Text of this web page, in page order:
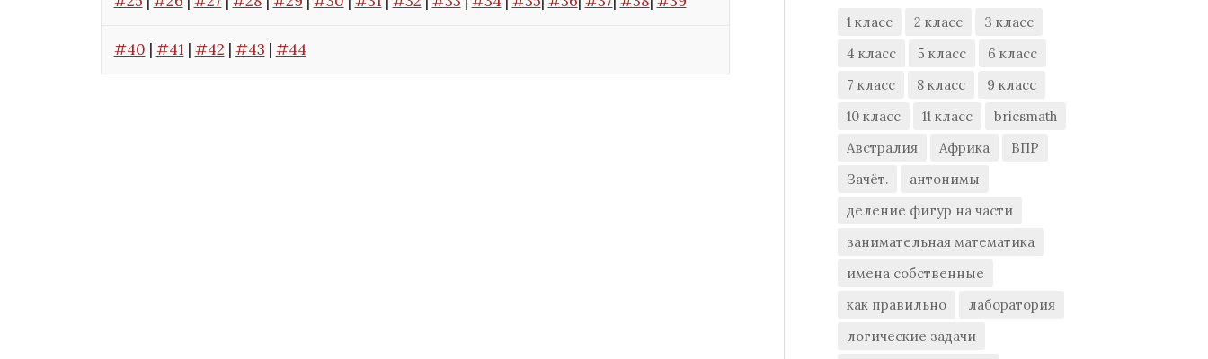
#40 | #41 | #42 | #43 | #44
1 класс 2 класс
3 класс
4 класс
5 класс
6 класс
7 класс
8 класс
9 класс
10 класс
11 класс
bricsmath
Австралия
Африка
ВПР
Зачёт.
антонимы
деление фигур на части
занимательная математика
имена собственные
как правильно
лаборатория
логические задачи